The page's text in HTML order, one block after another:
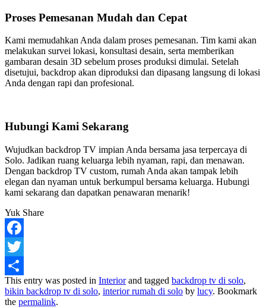
Proses Pemesanan Mudah dan Cepat
Kami memudahkan Anda dalam proses pemesanan. Tim kami akan
melakukan survei lokasi, konsultasi desain, serta memberikan
gambaran desain 3D sebelum proses produksi dimulai. Setelah
disetujui, backdrop akan diproduksi dan dipasang langsung di lokasi
Anda dengan rapi dan profesional.
Hubungi Kami Sekarang
Wujudkan backdrop TV impian Anda bersama jasa terpercaya di
Solo. Jadikan ruang keluarga lebih nyaman, rapi, dan menawan.
Dengan backdrop TV custom, rumah Anda akan tampak lebih
elegan dan nyaman untuk berkumpul bersama keluarga. Hubungi
kami sekarang dan dapatkan penawaran menarik!
Yuk Share
Facebook
Twitter
Share
This entry was posted in Interiorand tagged backdrop tv di solo,
bikin backdrop tv di solo, interior rumah di solo by lucy. Bookmark
the permalink.